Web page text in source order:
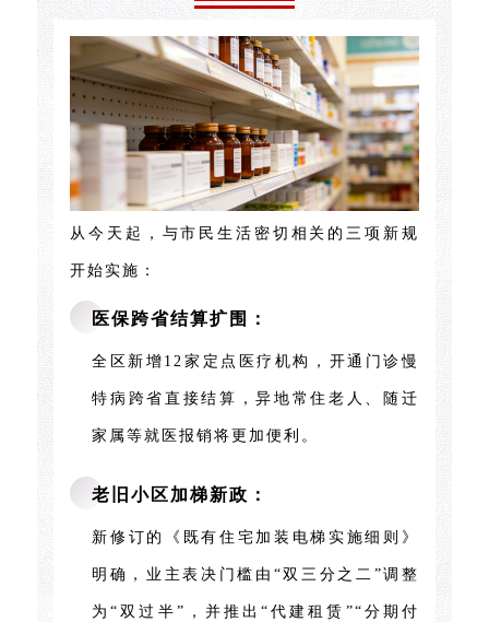
从今天起，与市民生活密切相关的三项新规
开始实施：
医保跨省结算扩围：
全区新增12家定点医疗机构，开通门诊慢
特病跨省直接结算，异地常住老人、随迁
家属等就医报销将更加便利。
老旧小区加梯新政：
新修订的《既有住宅加装电梯实施细则》
明确，业主表决门槛由“双三分之二”调整
为“双过半”，并推出“代建租赁”“分期付